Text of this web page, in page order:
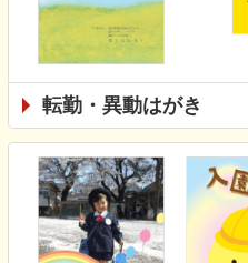
転勤・異動はがき